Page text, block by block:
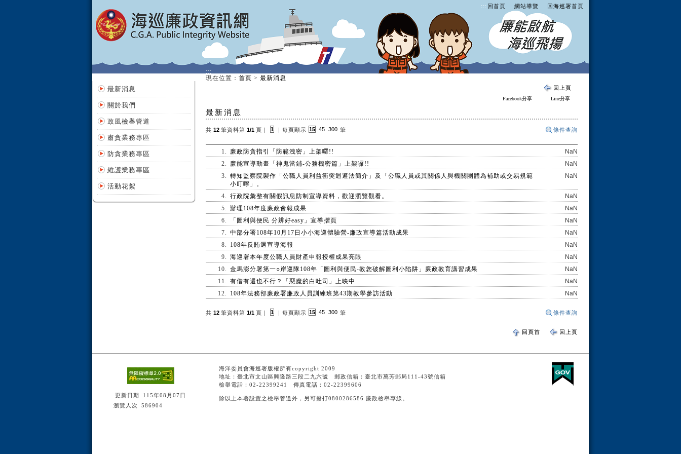
::: 回首頁 網站導覽 回海巡署首頁
最新消息
關於我們
政風檢舉管道
肅貪業務專區
防貪業務專區
維護業務專區
活動花絮
:::
現在位置 ： 首頁 > 最新消息
回上頁
Line分享
Facebook分享
最新消息
共 12 筆資料第 1/1 頁 ｜ 1 ｜ 每頁顯示 15 45 300 筆 條件查詢
1. 廉政防貪指引「防範洩密」上架囉!!
NaN
2.
廉能宣導動畫「神鬼當鋪-公務機密篇」上架囉!!
NaN
3. 轉知監察院製作「公職人員利益衝突迴避法簡介」及「公職人員或其關係人與機關團體為補助或交易規範
小叮嚀」。
NaN
4. 行政院彙整有關假訊息防制宣導資料，歡迎瀏覽觀看。
NaN
5. 辦理108年度廉政會報成果
NaN
6.
「圖利與便民 分辨好easy」宣導摺頁
NaN
7. 中部分署108年10月17日小小海巡體驗營-廉政宣導篇活動成果
NaN
8.
108年反賄選宣導海報
NaN
9. 海巡署本年度公職人員財產申報授權成果亮眼
NaN
10. 金馬澎分署第一○岸巡隊108年「圖利與便民-教您破解圖利小陷阱」廉政教育講習成果
NaN
11. 有借有還也不行？「惡魔的白吐司」上映中
NaN
12.
108年法務部廉政署廉政人員訓練班第43期教學參訪活動 NaN
共 12 筆資料第 1/1 頁 ｜ 1 ｜ 每頁顯示 15 45 300 筆 條件查詢
回頁首 回上頁
更新日期
115年08月07日
瀏覽人次
586904
海洋委員會海巡署版權所有copyright 2009
地址：臺北市文山區興隆路三段二九六號 郵政信箱：臺北市萬芳郵局111-43號信箱
檢舉電話：02-22399241 傳真電話：02-22399606
除以上本署設置之檢舉管道外，另可撥打0800286586 廉政檢舉專線。